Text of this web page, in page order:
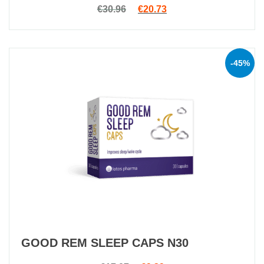
4.94
out
€30.96 Original price was: €30.96.
€20.73Current price is:
-45%
GOOD REM SLEEP CAPS N30